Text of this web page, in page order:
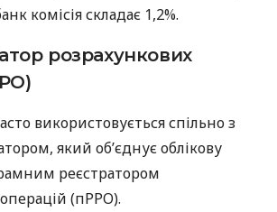
комісія складає 1,2%.
розрахункових
використовується спільно з
який об’єднує облікову
реєстратором
(пРРО).